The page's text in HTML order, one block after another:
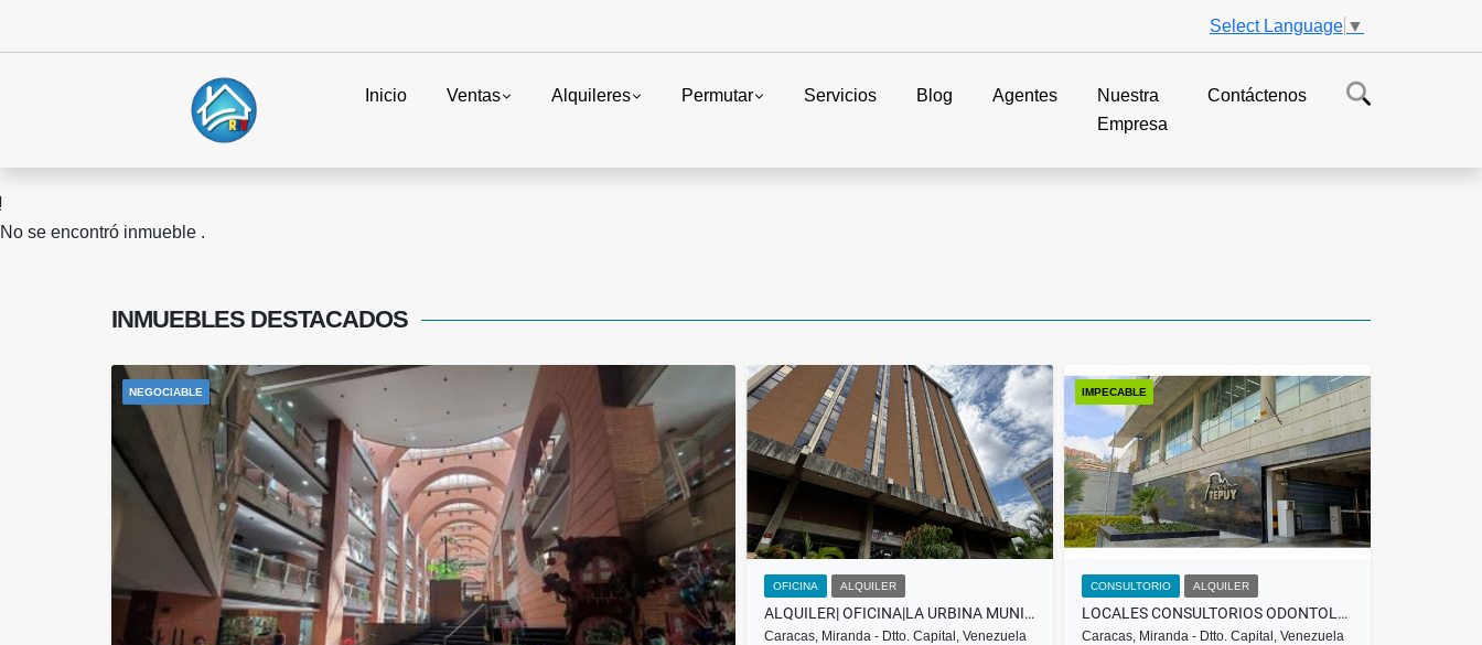
Select Language ▼
Inicio Ventas Alquileres Permutar Servicios Blog Agentes
Nuestra
Empresa
Contáctenos
No se encontró inmueble .
INMUEBLES DESTACADOS
NEGOCIABLE
OFICINA ALQUILER
ALQUILER| OFICINA|LA URBINA MUNICIPIO SUCRE
Caracas, Miranda - Dtto. Capital, Venezuela
IMPECABLE
CONSULTORIO ALQUILER
LOCALES CONSULTORIOS ODONTOLOGICOS EN ALQUILER LA TRINIDAD/CCS RH
Caracas, Miranda - Dtto. Capital, Venezuela